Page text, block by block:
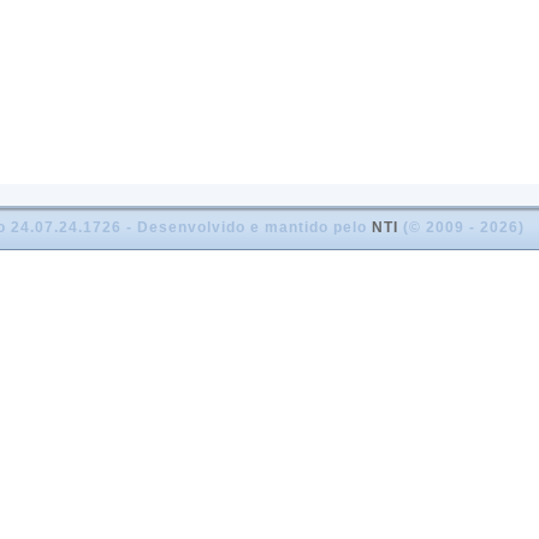
24.07.24.1726 - Desenvolvido e mantido pelo NTI (© 2009 - 2026)